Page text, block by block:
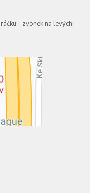
- zvonek na levých